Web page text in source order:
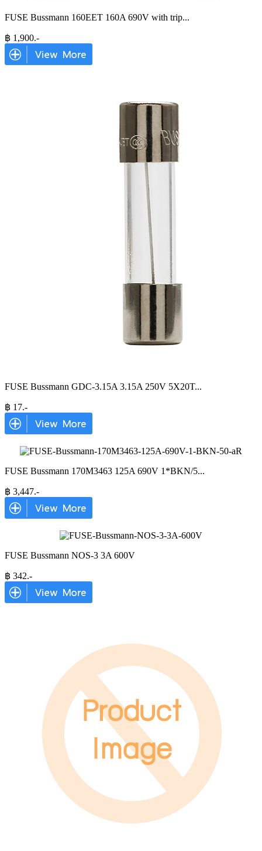
FUSE Bussmann 160EET 160A 690V with trip...
฿ 1,900.-
FUSE Bussmann GDC-3.15A 3.15A 250V 5X20T...
฿ 17.-
FUSE Bussmann 170M3463 125A 690V 1*BKN/5...
฿ 3,447.-
FUSE Bussmann NOS-3 3A 600V
฿ 342.-